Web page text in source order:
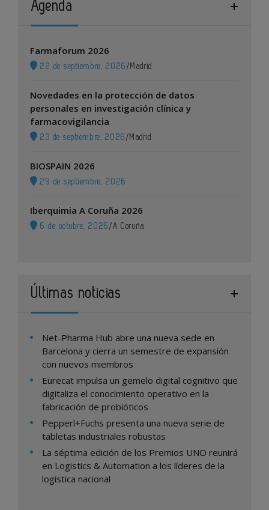
Agenda
Farmaforum 2026
22 de septiembre, 2026 / Madrid
Novedades en la protección de datos
personales en investigación clínica y
farmacovigilancia
23 de septiembre, 2026 / Madrid
BIOSPAIN 2026
29 de septiembre, 2026
Iberquimia A Coruña 2026
6 de octubre, 2026 /A Coruña
Últimas noticias
Net-Pharma Hub abre una nueva sede en
Barcelona y cierra un semestre de expansión
con nuevos miembros
Eurecat impulsa un gemelo digital cognitivo que
digitaliza el conocimiento operativo en la
fabricación de probióticos
Pepperl+Fuchs presenta una nueva serie de
tabletas industriales robustas
La séptima edición de los Premios UNO reunirá
en Logistics & Automation a los líderes de la
logística nacional